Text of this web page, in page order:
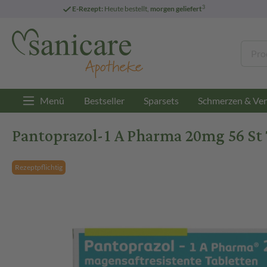
E-Rezept: Heute bestellt, morgen geliefert3
Menü Bestseller Sparsets Schmerzen &
Pantoprazol-1 A Pharma 20mg 56
Rezeptpflichtig